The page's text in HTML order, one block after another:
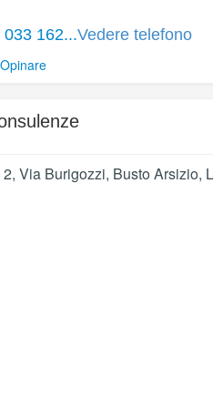
033 162...Vedere telefono
Opinare
2, Via Burigozzi, Busto Arsizio,